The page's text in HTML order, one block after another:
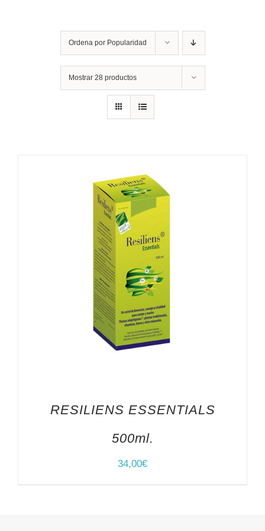
Ordena por Popularidad
Mostrar 28 productos
RESILIENS ESSENTIALS
500ml.
34,00€